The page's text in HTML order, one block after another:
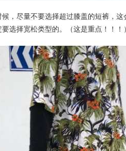
，尽量不要选择超过膝盖的短裤，
选择宽松类型的。（这是重点！！！）